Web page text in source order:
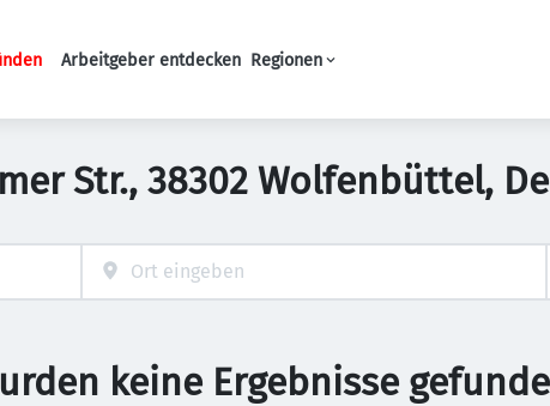
Haupt-Navigation
Arbeitgeber entdecken Regionen
Str., 38302 Wolfenbüttel,
keine Ergebnisse